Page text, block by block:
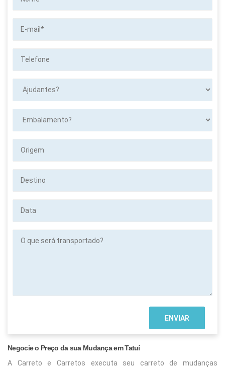
mail*
que
Negocie o Preço da sua Mudança em Tatuí
A Carreto e Carretos executa seu carreto de mudanças